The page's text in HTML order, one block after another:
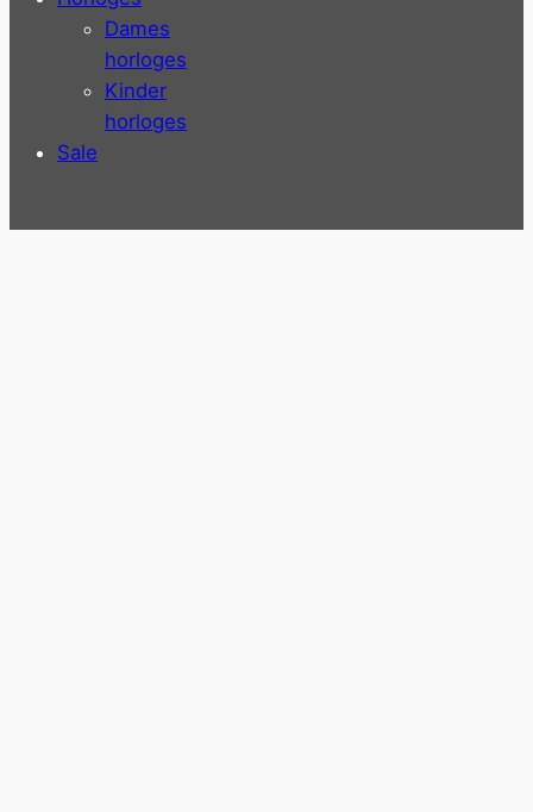
Dames
horloges
Kinder
horloges
Sale